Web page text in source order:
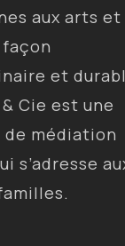
aux arts et
et
Cie est une
médiation
s’adresse